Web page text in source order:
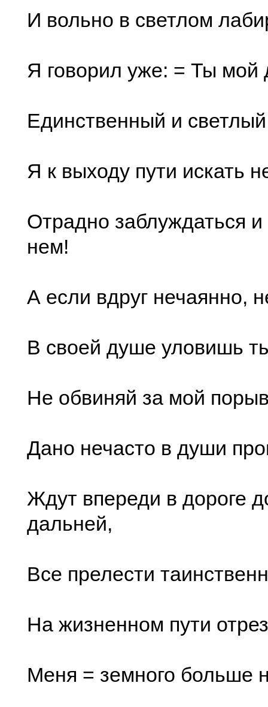
И вольно в светлом
Я говорил уже: = Ты
Единственный и
Я к выходу пути искать
Отрадно заблуждаться и
нем!
А если вдруг нечаянно,
В своей душе уловишь
Не обвиняй за мой
Дано нечасто в души
Ждут впереди в дороге
дальней,
Все прелести
На жизненном пути
Меня = земного больше